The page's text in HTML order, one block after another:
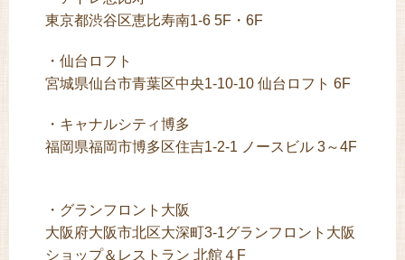
東京都渋谷区恵比寿南1-6 5F・6F
・仙台ロフト
宮城県仙台市青葉区中央1-10-10 仙台ロフト 6F
・キャナルシティ博多
福岡県福岡市博多区住吉1-2-1 ノースビル 3～4F
・グランフロント大阪
大阪府大阪市北区大深町3-1グランフロント大阪
ショップ＆レストラン 北館４F